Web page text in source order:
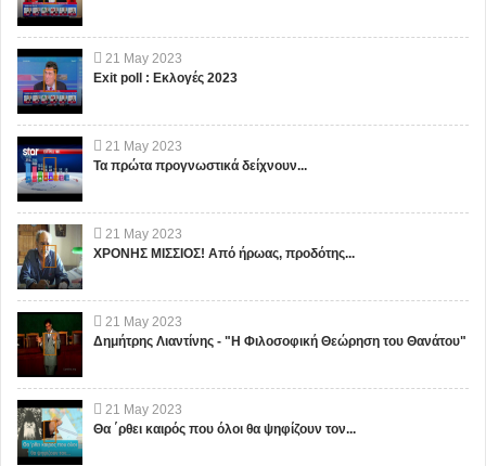
21 May 2023
Exit poll : Εκλογές 2023
21 May 2023
Τα πρώτα προγνωστικά δείχνουν...
21 May 2023
ΧΡΟΝΗΣ ΜΙΣΣΙΟΣ! Από ήρωας, προδότης...
21 May 2023
Δημήτρης Λιαντίνης - "Η Φιλοσοφική Θεώρηση του Θανάτου"
21 May 2023
Θα ΄ρθει καιρός που όλοι θα ψηφίζουν τον...